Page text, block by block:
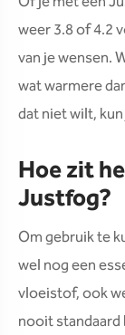
weer 3.8 of 4.2
van je wensen.
wat warmere
dat niet wilt,
Hoe zit
Justfog?
Om gebruik te
wel nog een
vloeistof, ook
nooit standaard